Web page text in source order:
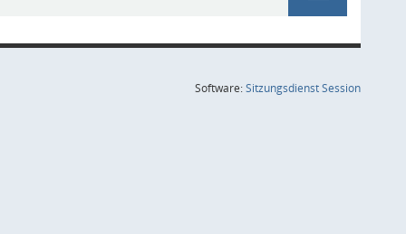
Software:SitzungsdienstSession(Wird in